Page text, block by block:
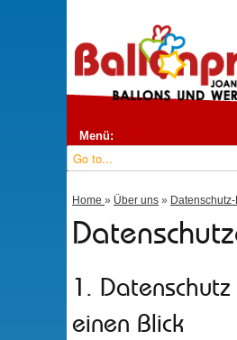
Menü:
Home » Über uns »
1.
einen Blick